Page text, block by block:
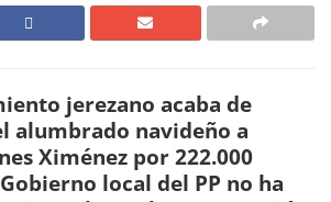
jerezano acaba de
alumbrado navideño a
Ximénez por 222.000
local del PP no ha